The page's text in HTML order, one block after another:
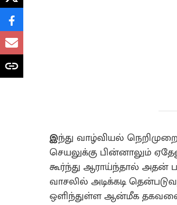
இந்து வாழ்வியல்
செயலுக்கு பின்னாலும்
கூர்ந்து ஆராய்ந்தால்
வாசலில் அடிக்கடி
ஒளிந்துள்ள ஆன்மீக தகவலைப்